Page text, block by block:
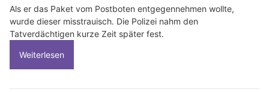
Als er das Paket vom Postboten entgegennehmen wollte,
wurde dieser misstrauisch. Die Polizei nahm den
Tatverdächtigen kurze Zeit später fest.
Weiterlesen